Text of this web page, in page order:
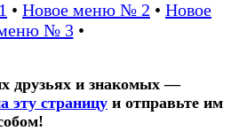
• Новое меню № 2 • Новое
№ 3•
друзьях и знакомых —
эту страницу и отправьте им